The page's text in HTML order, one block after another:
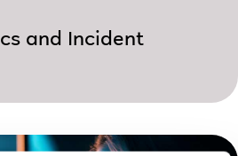
and Incident